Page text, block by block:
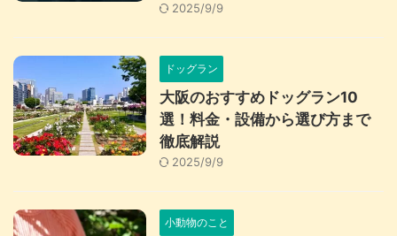
2025/9/9
ドッグラン
大阪のおすすめドッグラン10
選！料金・設備から選び方まで
徹底解説
2025/9/9
小動物のこと